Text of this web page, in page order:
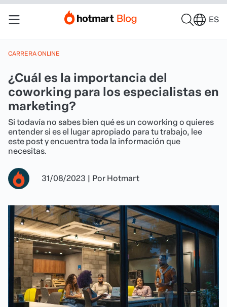
ES
CARRERA ONLINE
¿Cuál es la importancia del
coworking para los especialistas en
marketing?
Si todavía no sabes bien qué es un coworking o quieres
entender si es el lugar apropiado para tu trabajo, lee
este post y encuentra toda la información que
necesitas.
31/08/2023 | Por Hotmart